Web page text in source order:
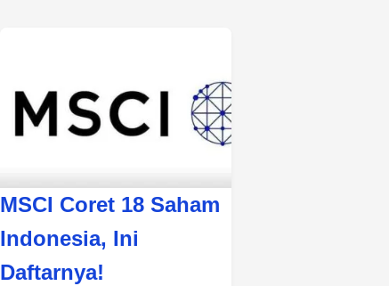
MSCI Coret 18 Saham
Indonesia, Ini
Daftarnya!